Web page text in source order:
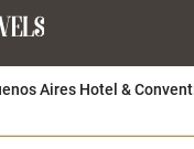
Aires Hotel &